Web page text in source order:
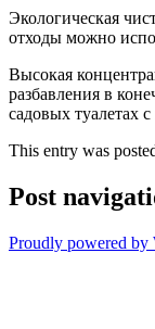
Экологическая
отходы можно
Высокая
разбавления в
садовых туалетах
This entry was
Post
Proudly powered by